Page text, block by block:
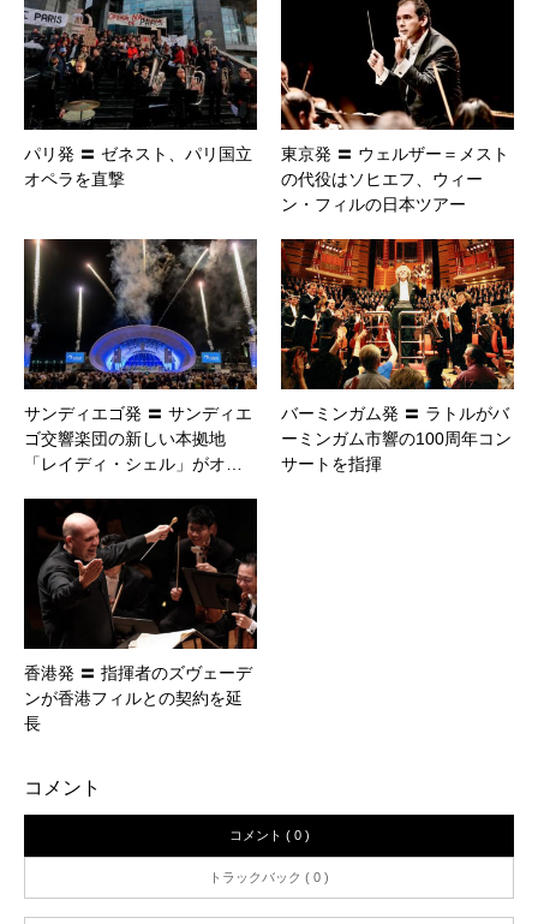
パリ発 〓 ゼネスト、パリ国立
オペラを直撃
東京発 〓 ウェルザー＝メスト
の代役はソヒエフ、ウィー
ン・フィルの日本ツアー
サンディエゴ発 〓 サンディエ
ゴ交響楽団の新しい本拠地
「レイディ・シェル」がオ…
バーミンガム発 〓 ラトルがバ
ーミンガム市響の100周年コン
サートを指揮
香港発 〓 指揮者のズヴェーデ
ンが香港フィルとの契約を延
長
コメント
コメント ( 0 )
トラックバック ( 0 )